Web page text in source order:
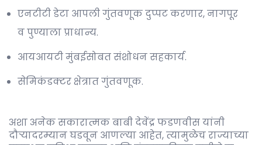
एनटीटी डेटा आपली गुंतवणूक दुप्पट करणार, नागपूर
व पुण्याला प्राधान्य.
आयआयटी मुंबईसोबत संशोधन सहकार्य.
सेमिकंडक्टर क्षेत्रात गुंतवणूक.
अशा अनेक सकारात्मक बाबी देवेंद्र फडणवीस यांनी
दौर्‍यादरम्यान घडवून आणल्या आहेत, त्यामुळेच राज्याच्या